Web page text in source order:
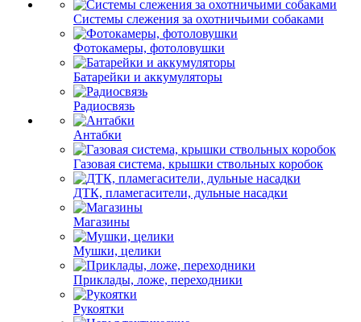
Системы слежения за охотничьими собаками
Фотокамеры, фотоловушки
Батарейки и аккумуляторы
Радиосвязь
Антабки
Газовая система, крышки ствольных коробок
ДТК, пламегасители, дульные насадки
Магазины
Мушки, целики
Приклады, ложе, переходники
Рукоятки